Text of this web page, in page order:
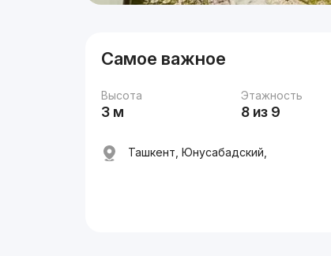
Самое важное
Высота
3 м
Этажность
8 из 9
Ташкент, Юнусабадский,